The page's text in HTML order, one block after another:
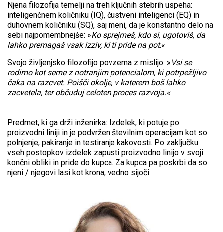
Njena filozofija temelji na treh ključnih stebrih uspeha:
inteligenčnem količniku (IQ), čustveni inteligenci (EQ) in
duhovnem količniku (SQ), saj meni, da je konstantno delo na
sebi najpomembnejše: »Ko sprejmeš, kdo si, ugotoviš, da
lahko premagaš vsak izziv, ki ti pride na pot.«
Svojo življenjsko filozofijo povzema z mislijo: » Vsi se
rodimo kot seme z notranjim potencialom, ki potrpežljivo
čaka na razcvet. Poišči okolje, v katerem boš lahko
zacvetela, ter občuduj celoten proces razvoja.«
Predmet, ki ga drži inženirka: Izdelek, ki potuje po
proizvodni liniji in je podvržen številnim operacijam kot so
polnjenje, pakiranje in testiranje kakovosti. Po zaključku
vseh postopkov izdelek zapusti proizvodno linijo v svoji
končni obliki in pride do kupca. Za kupca pa poskrbi da so
njeni / njegovi lasi kot krona, vedno sijoči.